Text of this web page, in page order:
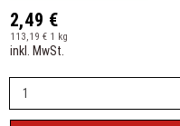
2,49 €
113,19 € 1 kg
inkl. MwSt.